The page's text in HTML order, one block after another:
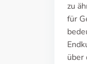
zu
für
über